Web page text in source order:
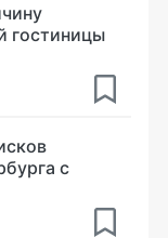
гостиницы
с